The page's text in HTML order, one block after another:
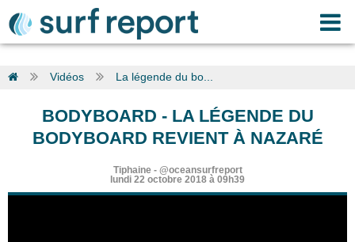
Vidéos La légende du bo...
BODYBOARD - LA LÉGENDE DU
BODYBOARD REVIENT À NAZARÉ
Tiphaine- @oceansurfreport
lundi 22 octobre 2018 à 09h39